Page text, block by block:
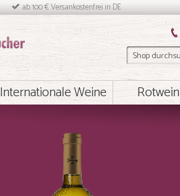
ab 100 € Versankostenfrei in DE
Internationale Weine Rotwein